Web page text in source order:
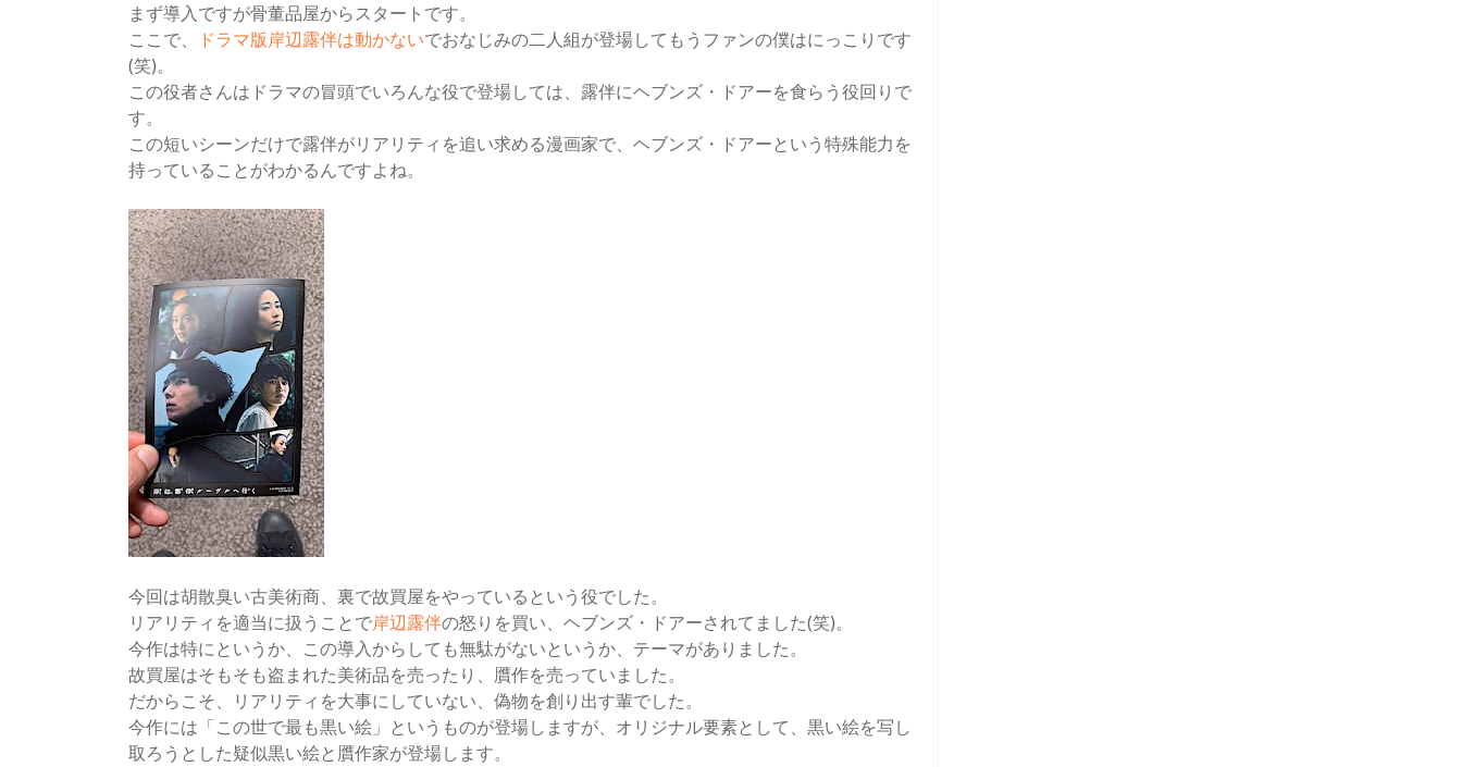
まず導入ですが骨董品屋からスタートです。
ここで、
ドラマ版岸辺露伴は動かないでおなじみの二人組が登場してもうファンの僕はにっこりです
(笑)。
この役者さんはドラマの冒頭でいろんな役で登場しては、露伴にヘブンズ・ドアーを食らう役回りで
す。
この短いシーンだけで露伴がリアリティを追い求める漫画家で、ヘブンズ・ドアーという特殊能力を
持っていることがわかるんですよね。
今回は胡散臭い古美術商、裏で故買屋をやっているという役でした。
リアリティを適当に扱うことで岸辺露伴の怒りを買い、ヘブンズ・ドアーされてました(笑)。
今作は特にというか、この導入からしても無駄がないというか、テーマがありました。
故買屋はそもそも盗まれた美術品を売ったり、贋作を売っていました。
だからこそ、リアリティを大事にしていない、偽物を創り出す輩でした。
今作には「この世で最も黒い絵」というものが登場しますが、オリジナル要素として、黒い絵を写し
取ろうとした疑似黒い絵と贋作家が登場します。